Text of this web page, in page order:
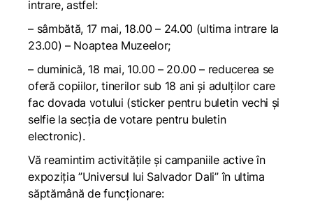
intrare, astfel:
– sâmbătă, 17 mai, 18.00 – 24.00 (ultima intrare la
23.00) – Noaptea Muzeelor;
– duminică, 18 mai, 10.00 – 20.00 – reducerea se
oferă copiilor, tinerilor sub 18 ani și adulților care
fac dovada votului (sticker pentru buletin vechi și
selfie la secția de votare pentru buletin
electronic).
Vă reamintim activitățile și campaniile active în
expoziția ”Universul lui Salvador Dali” în ultima
săptămână de funcționare: